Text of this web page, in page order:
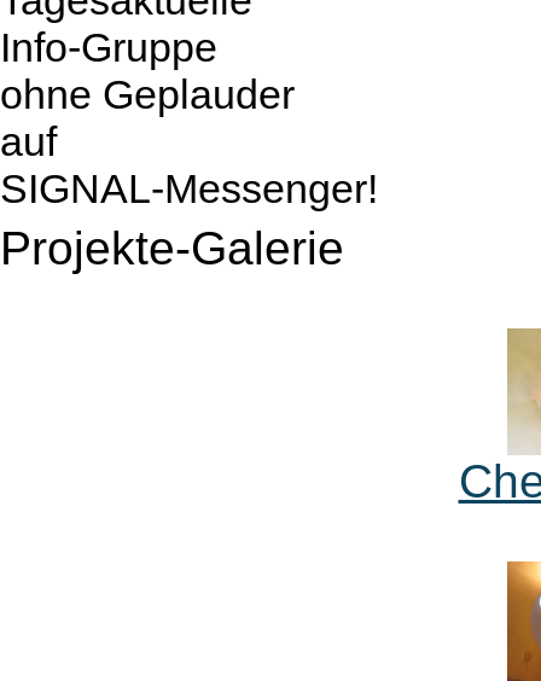
Info-Gruppe
ohne Geplauder
auf
SIGNAL-Messenger!
Projekte-Galerie